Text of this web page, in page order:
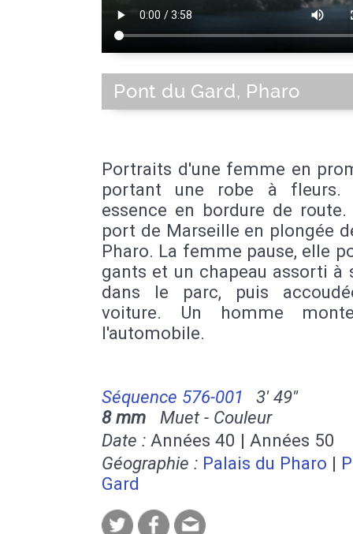
Pont du Gard, Pharo
Portraits d'une femme en
portant une robe à fleurs.
essence en bordure de route.
port de Marseille en plongée
Pharo. La femme pause, elle
gants et un chapeau assorti à
dans le parc, puis
voiture. Un homme
l'automobile.
Séquence 576-001
3' 49''
8 mm Muet - Couleur
Date : Années 40 | Années 50
Géographie : Palais du Pharo |
Gard